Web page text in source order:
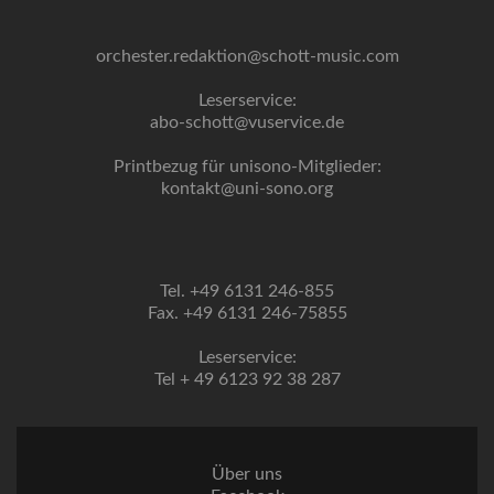
orchester.redaktion@schott-music.com
Leserservice:
abo-schott@vuservice.de
Printbezug für unisono-Mitglieder:
kontakt@uni-sono.org
Tel. +49 6131 246-855
Fax. +49 6131 246-75855
Leserservice:
Tel + 49 6123 92 38 287
Über uns